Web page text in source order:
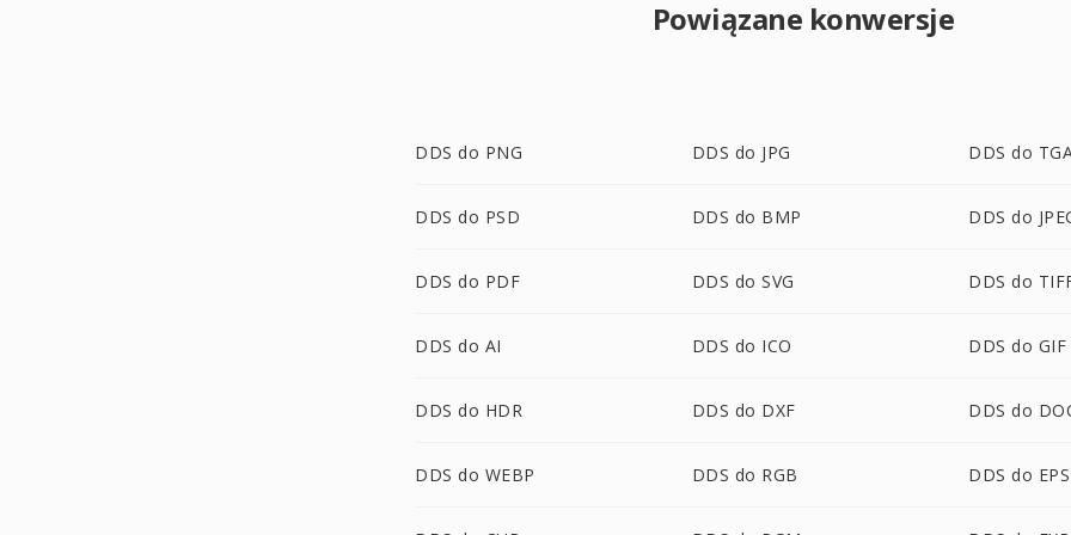
Powiązane konwersje
DDS do PNG DDS do JPG DDS do
DDS do PSD DDS do BMP DDS do
DDS do PDF DDS do SVG DDS do
DDS do AI DDS do ICO DDS do GIF
DDS do HDR DDS do DXF DDS do
DDS do WEBP DDS do RGB DDS do EPS